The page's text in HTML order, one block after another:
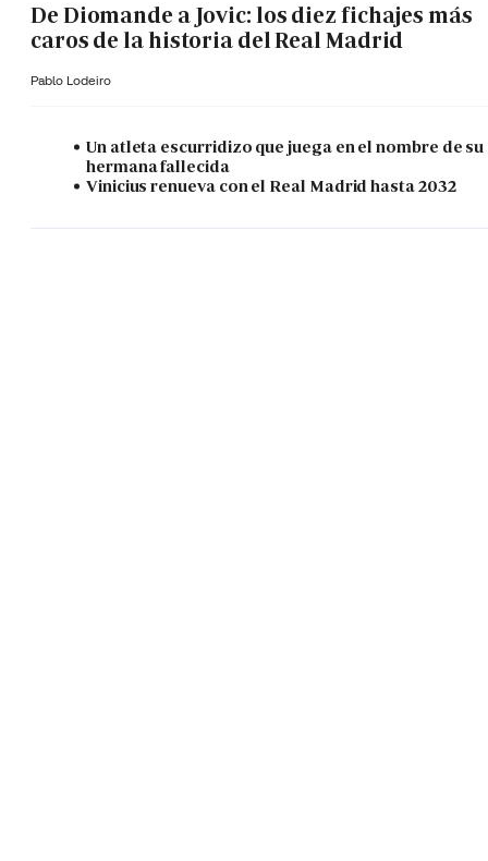
De Diomande a Jovic: los diez fichajes más
caros de la historia del Real Madrid
Pablo Lodeiro
Un atleta escurridizo que juega en el nombre de su
hermana fallecida
Vinicius renueva con el Real Madrid hasta 2032